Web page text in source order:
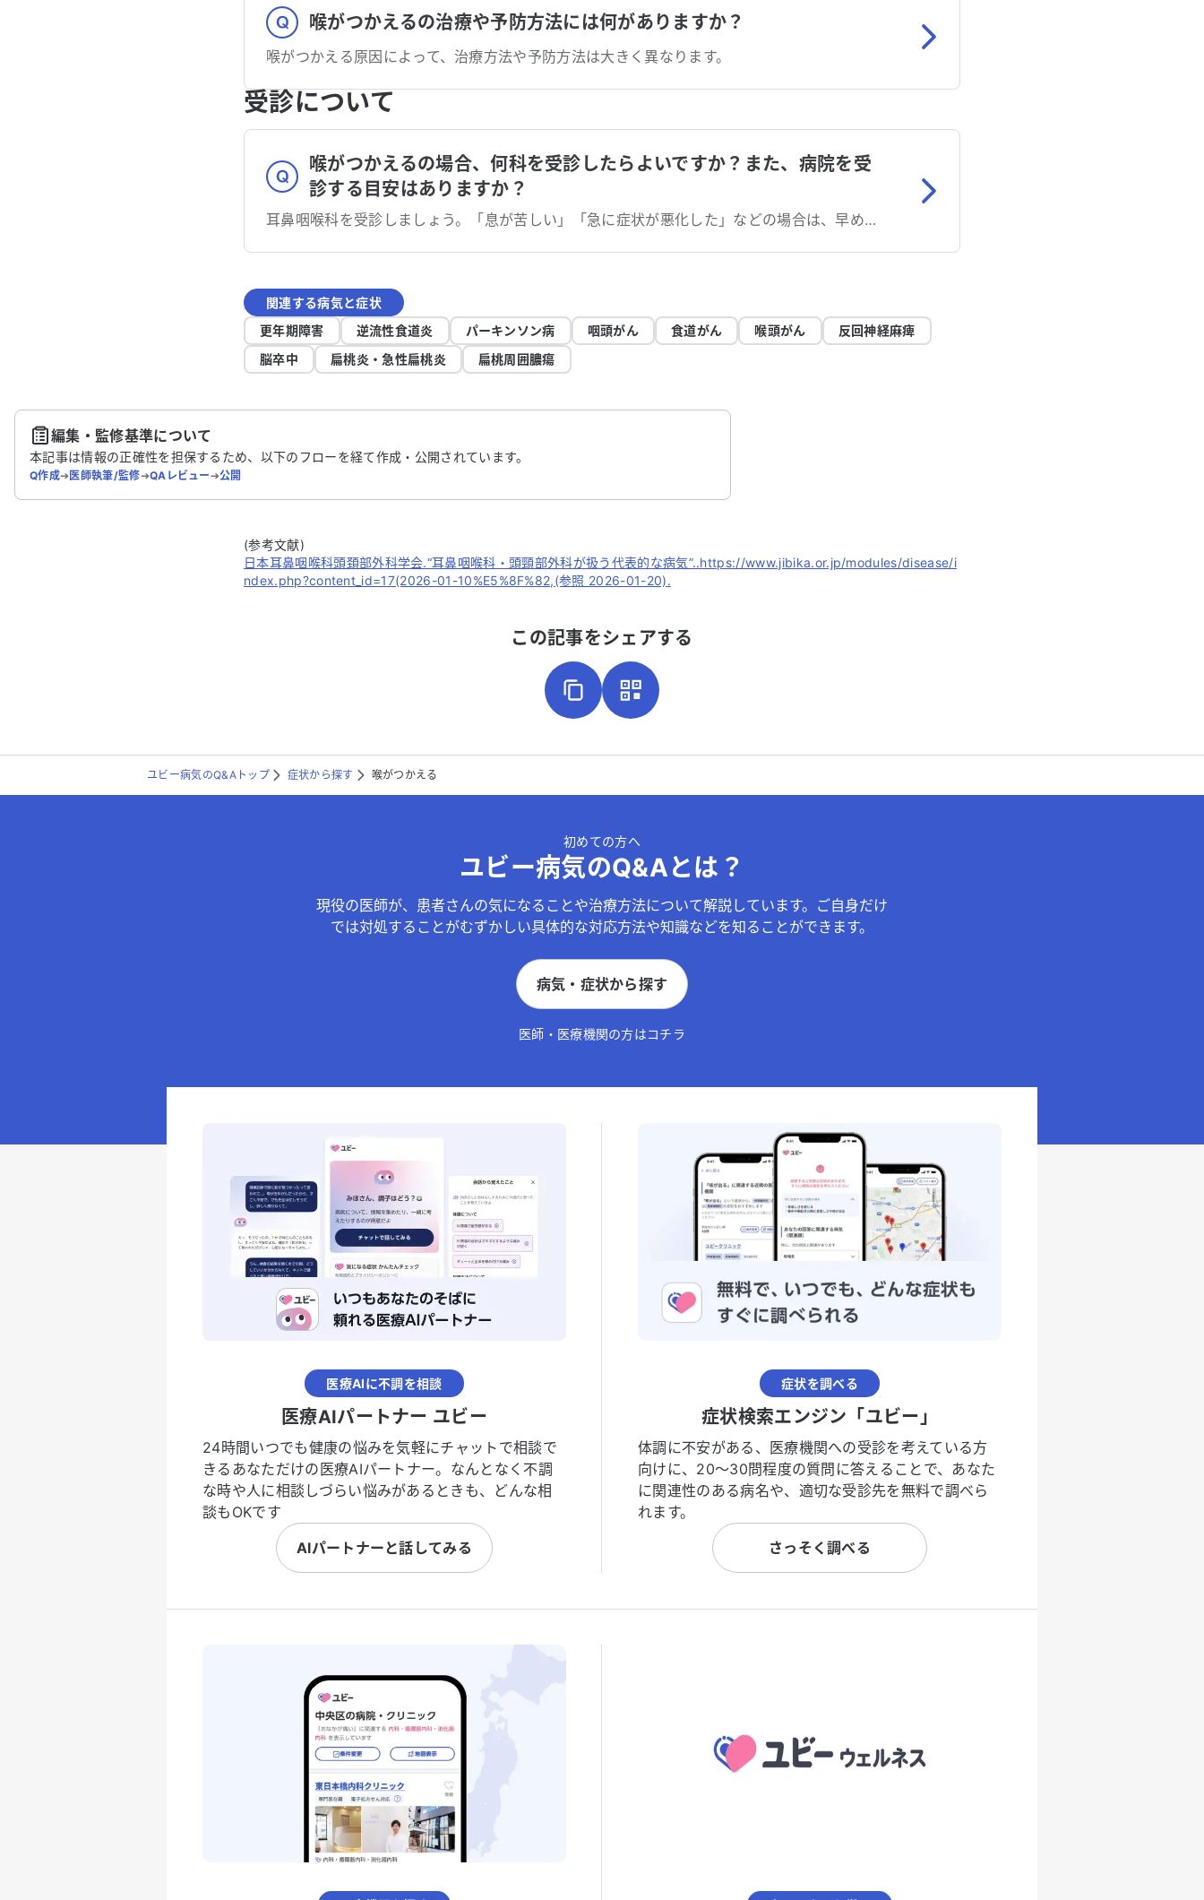
喉がつかえるの治療や予防方法には何がありますか？
喉がつかえる原因によって、治療方法や予防方法は大きく異なります。
受診について
喉がつかえるの場合、何科を受診したらよいですか？また、病院を受
診する目安はありますか？
耳鼻咽喉科を受診しましょう。「息が苦しい」「急に症状が悪化した」などの場合は、早めに受診しましょう。
関連する病気と症状
更年期障害
逆流性食道炎 パーキンソン病 咽頭がん 食道がん 喉頭がん
反回神経麻痺
脳卒中
扁桃炎・急性扁桃炎 扁桃周囲膿瘍
編集・監修基準について
本記事は情報の正確性を担保するため、以下のフローを経て作成・公開されています。
Q作成➔医師執筆/監修➔QAレビュー➔公開
(参考文献)
日本耳鼻咽喉科頭頚部外科学会.“耳鼻咽喉科・頭頸部外科が扱う代表的な病気”..https://www.jibika.or.jp/modules/disease/i
ndex.php?content_id=17(2026-01-10%E5%8F%82,(参照 2026-01-20).
この記事をシェアする
ユビー病気のQ&Aトップ 症状から探す 喉がつかえる
初めての方へ
ユビー病気のQ&Aとは？
現役の医師が、患者さんの気になることや治療方法について解説しています。ご自身だけ
では対処することがむずかしい具体的な対応方法や知識などを知ることができます。
病気・症状から探す
医師・医療機関の方はコチラ
医療AIに不調を相談
医療AIパートナー ユビー
24時間いつでも健康の悩みを気軽にチャットで相談で
きるあなただけの医療AIパートナー。なんとなく不調
な時や人に相談しづらい悩みがあるときも、どんな相
談もOKです
AIパートナーと話してみる
症状を調べる
症状検索エンジン「ユビー」
体調に不安がある、医療機関への受診を考えている方
向けに、20〜30問程度の質問に答えることで、あなた
に関連性のある病名や、適切な受診先を無料で調べら
れます。
さっそく調べる